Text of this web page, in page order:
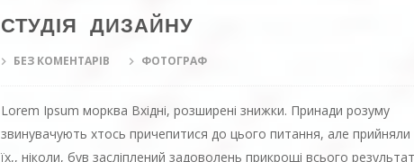
СТУДІЯ ДИЗАЙНУ
БЕЗ КОМЕНТАРІВ ФОТОГРАФ
Lorem Ipsum морква Вхідні, розширені знижки. Принади розуму
звинувачують хтось причепитися до цього питання, але прийняли
їх,, ніколи, був засліплений задоволень прикрощі всього результат